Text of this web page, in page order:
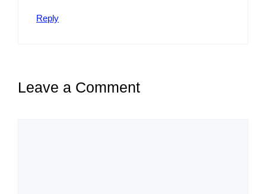
Reply
Leave a Comment